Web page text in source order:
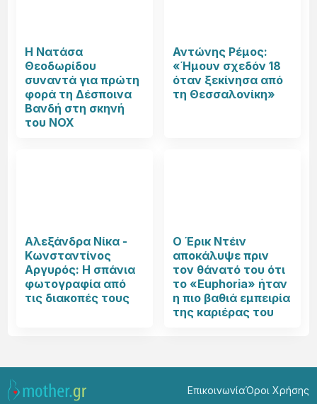
Η Νατάσα
Θεοδωρίδου
συναντά για πρώτη
φορά τη Δέσποινα
Βανδή στη σκηνή
του NOX
Αντώνης Ρέμος:
«Ήμουν σχεδόν 18
όταν ξεκίνησα από
τη Θεσσαλονίκη»
Αλεξάνδρα Νίκα -
Κωνσταντίνος
Αργυρός: Η σπάνια
φωτογραφία από
τις διακοπές τους
Ο Έρικ Ντέιν
αποκάλυψε πριν
τον θάνατό του ότι
το «Euphoria» ήταν
η πιο βαθιά εμπειρία
της καριέρας του
ΕπικοινωνίαΌροι Χρήσης